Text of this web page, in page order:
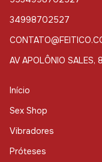
34998702527
AV APOLÔNIO SALES,
Início
Sex Shop
Vibradores
Próteses